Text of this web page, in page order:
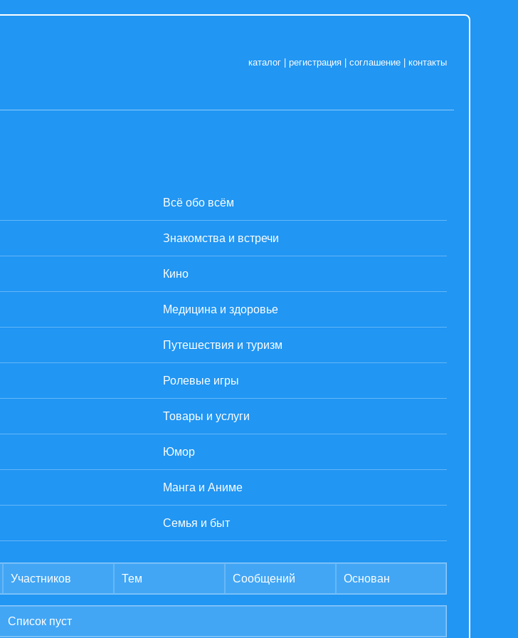
каталог |регистрация |соглашение |контакты
Всё обо всём
Знакомства и встречи
Кино
Медицина и здоровье
Путешествия и туризм
Ролевые игры
Товары и услуги
Юмор
Манга и Аниме
Семья и быт
Участников Тем Сообщений Основан
Список пуст